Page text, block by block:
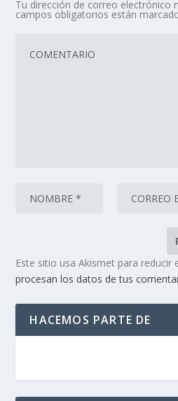
Tu dirección de correo electrónico
campos obligatorios están
Este sitio usa Akismet para reducir
procesan los datos de tus
HACEMOS PARTE DE